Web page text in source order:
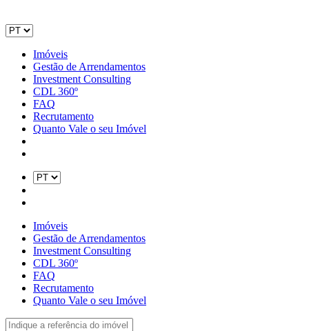
Imóveis
Gestão de Arrendamentos
Investment Consulting
CDL 360º
FAQ
Recrutamento
Quanto Vale o seu Imóvel
Imóveis
Gestão de Arrendamentos
Investment Consulting
CDL 360º
FAQ
Recrutamento
Quanto Vale o seu Imóvel